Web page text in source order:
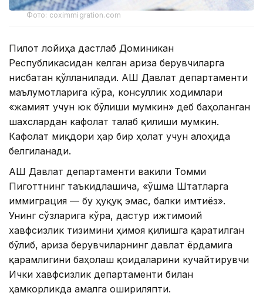
Фото: coximmigration.com
Пилот лойиҳа дастлаб Доминикан
Республикасидан келган ариза берувчиларга
нисбатан қўлланилади. АҚШ Давлат департаменти
маълумотларига кўра, консуллик ходимлари
«жамият учун юк бўлиши мумкин» деб баҳоланган
шахслардан кафолат талаб қилиши мумкин.
Кафолат миқдори ҳар бир ҳолат учун алоҳида
белгиланади.
АҚШ Давлат департаменти вакили Томми
Пиготтнинг таъкидлашича, «Қўшма Штатларга
иммиграция — бу ҳуқуқ эмас, балки имтиёз».
Унинг сўзларига кўра, дастур ижтимоий
хавфсизлик тизимини ҳимоя қилишга қаратилган
бўлиб, ариза берувчиларнинг давлат ёрдамига
қарамлигини баҳолаш қоидаларини кучайтирувчи
Ички хавфсизлик департаменти билан
ҳамкорликда амалга ошириляпти.